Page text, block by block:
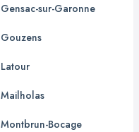
Gensac-sur-Garonne
Gouzens
Latour
Mailholas
Montbrun-Bocage